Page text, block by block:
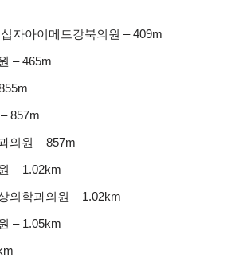
자아이메드강북의원 – 409m
– 465m
857m
의원 – 857m
– 1.02km
의학과의원 – 1.02km
– 1.05km